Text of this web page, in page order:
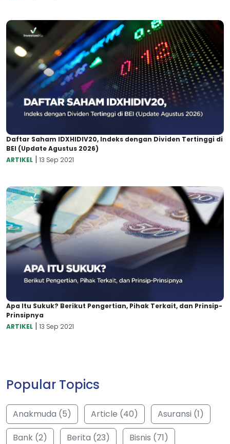
Daftar Saham IDXHIDIV20, Indeks dengan Dividen Tertinggi di
BEI (Update Agustus 2026)
ARTIKEL | 13 Sep 2021
Apa Itu Sukuk? Berikut Pengertian, Pihak Terkait, dan Prinsip-
Prinsipnya
ARTIKEL | 13 Sep 2021
Popular Topics
Anakmuda (5) Article (40)
Asuransi (1)
Bank (2)
Berita (23)
Bisnis (71)